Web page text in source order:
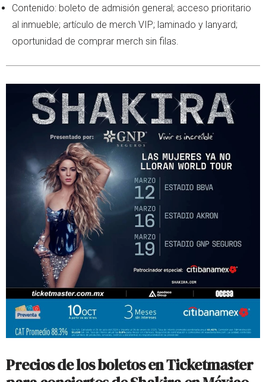
Contenido: boleto de admisión general; acceso prioritario
al inmueble; artículo de merch VIP; laminado y lanyard;
oportunidad de comprar merch sin filas.
Precios de los boletos en Ticketmaster